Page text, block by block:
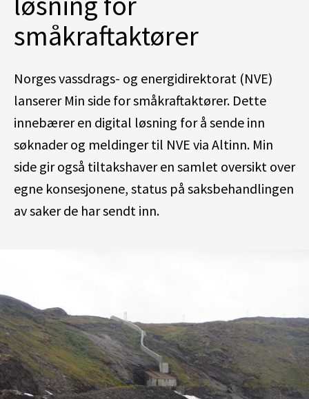
småkraftaktører
Norges vassdrags- og energidirektorat (NVE)
lanserer Min side forsmåkraftaktører. Dette
innebærer en digital løsning for å sende inn
søknader og meldinger til NVE via Altinn. Min
side gir også tiltakshaver en samlet oversikt over
egne konsesjonene, status på saksbehandlingen
av saker de har sendt inn.